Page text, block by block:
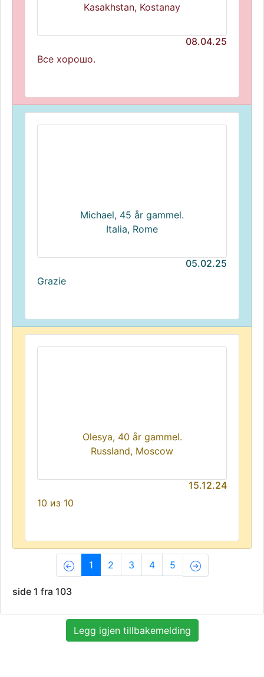
Kasakhstan, Kostanay
08.04.25
Все хорошо.
Michael, 45 år gammel.
Italia, Rome
05.02.25
Grazie
Olesya, 40 år gammel.
Russland, Moscow
15.12.24
10 из 10
1(current)
2 3 4 5
side 1 fra 103
Legg igjen tillbakemelding